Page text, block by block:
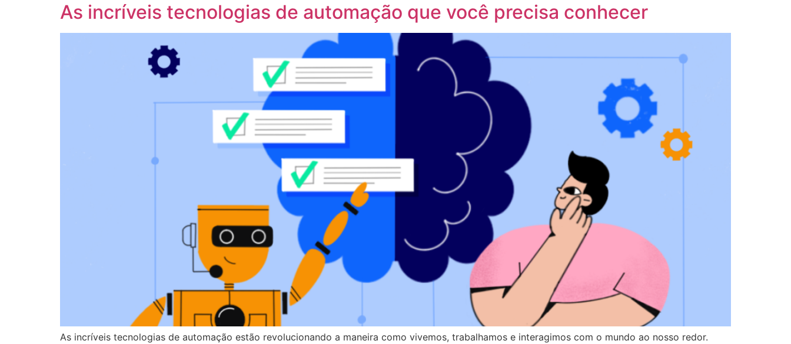
As incríveis tecnologias de automação que você precisa conhecer
As incríveis tecnologias de automação estão revolucionando a maneira como vivemos, trabalhamos e interagimos com o mundo ao nosso redor.